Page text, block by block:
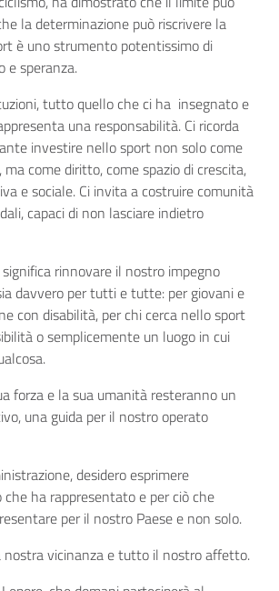
la determinazione può riscrivere la
è uno strumento potentissimo di
e speranza.
tutto quello che ci ha insegnato e
una responsabilità. Ci ricorda
investire nello sport non solo come
come diritto, come spazio di crescita,
e sociale. Ci invita a costruire comunità
capaci di non lasciare indietro
rinnovare il nostro impegno
davvero per tutti e tutte: per giovani e
con disabilità, per chi cerca nello sport
o semplicemente un luogo in cui
forza e la sua umanità resteranno un
una guida per il nostro operato
desidero esprimere
ha rappresentato e per ciò che
per il nostro Paese e non solo.
nostra vicinanza e tutto il nostro affetto.